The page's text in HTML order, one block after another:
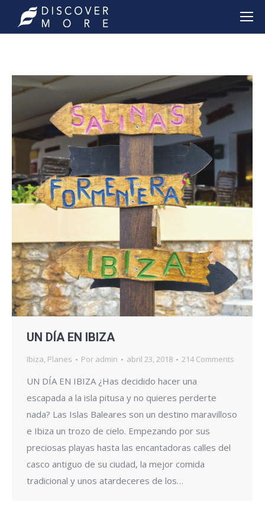
UN DÍA EN IBIZA
Ibiza, Planes Por admin abril 23, 2018 214 Comments
UN DÍA EN IBIZA ¿Has decidido hacer una
escapada a la isla pitusa y no quieres perderte
nada? Las Islas Baleares son un destino maravilloso
e Ibiza un trozo de cielo. Empezando por sus
preciosas playas hasta las encantadoras calles del
casco antiguo de su ciudad, la mejor comida
tradicional y unos atardeceres de los…